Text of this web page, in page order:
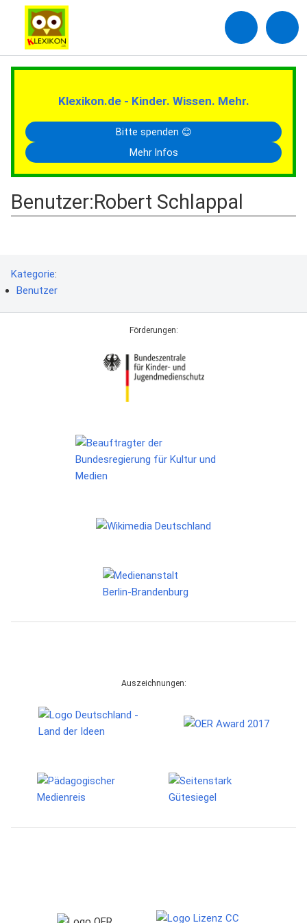
Klexikon.de - Kinder. Wissen. Mehr.
Bitte spenden 😊
Mehr Infos
Benutzer:Robert Schlappal
Kategorie:
Benutzer
Förderungen:
Auszeichnungen: